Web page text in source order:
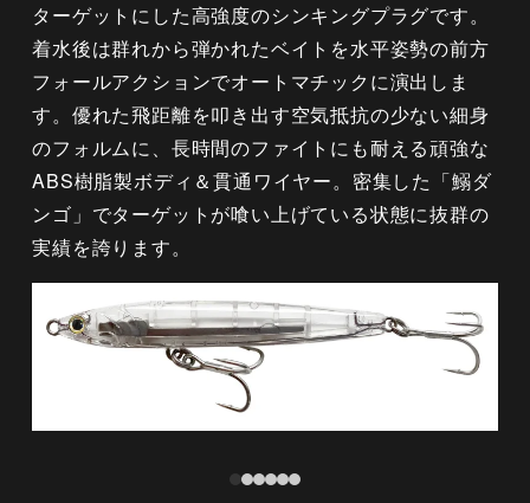
ターゲットにした高強度のシンキングプラグです。
着水後は群れから弾かれたベイトを水平姿勢の前方
フォールアクションでオートマチックに演出しま
す。優れた飛距離を叩き出す空気抵抗の少ない細身
のフォルムに、長時間のファイトにも耐える頑強な
ABS樹脂製ボディ＆貫通ワイヤー。密集した「鰯ダ
ンゴ」でターゲットが喰い上げている状態に抜群の
実績を誇ります。